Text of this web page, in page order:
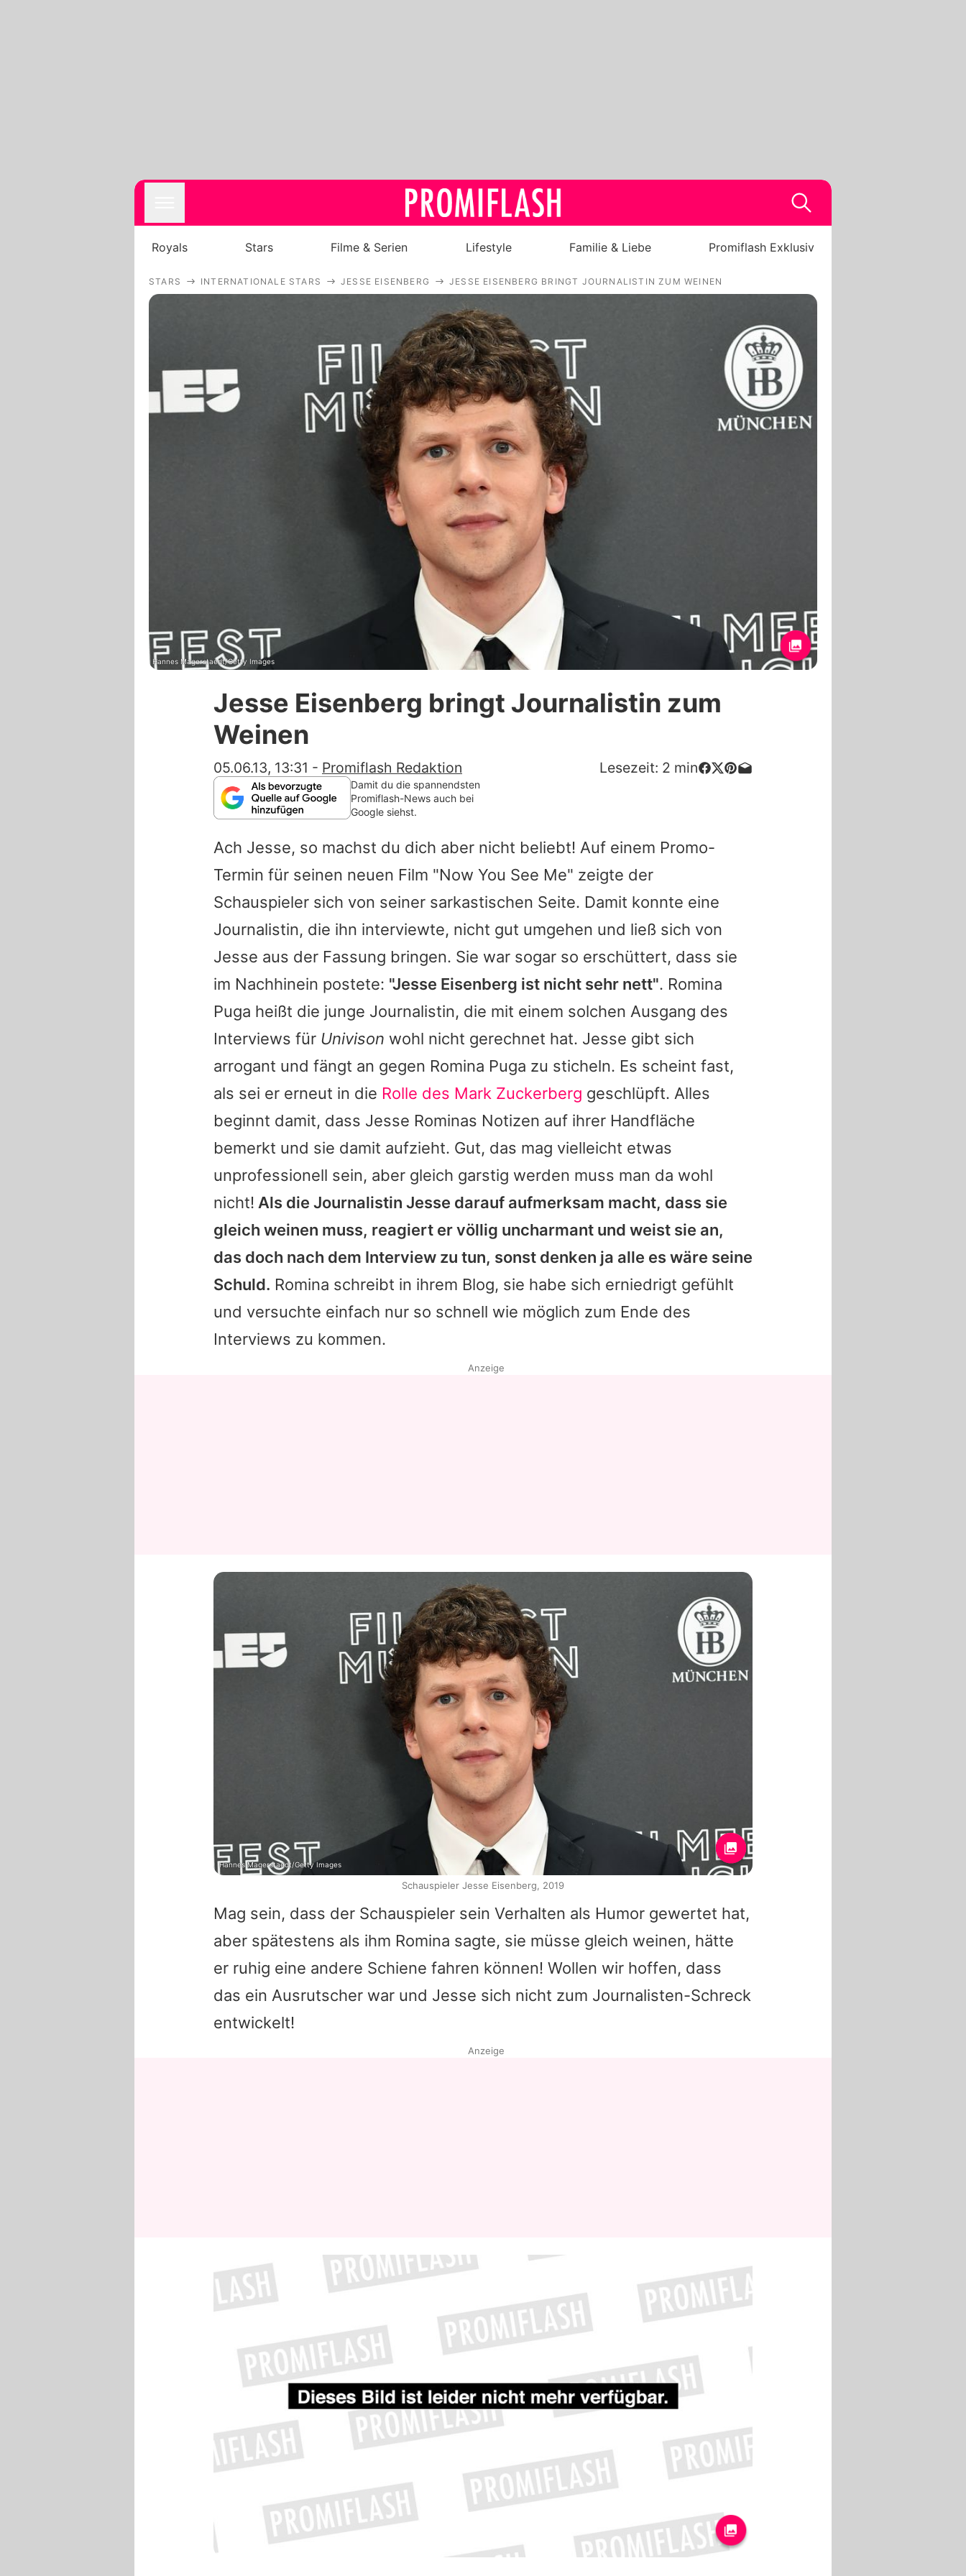
Royals
Stars
Filme & Serien
Lifestyle
Familie & Liebe
Promiflash Exklusiv
Alle Themen auf Promiflash
Jobs
App runterladen
Team
Redaktionelle Richtlinien
Impressum
Datenschutzerklärung
Nutzungsbedingungen
Royals Stars Filme & Serien Lifestyle Familie & Liebe Promiflash Exklusiv
STARS INTERNATIONALE STARS JESSE EISENBERG JESSE EISENBERG BRINGT JOURNALISTIN ZUM WEINEN
Hannes Magerstaedt/Getty Images
Jesse Eisenberg bringt Journalistin zum
Weinen
05.06.13, 13:31 - Promiflash Redaktion Lesezeit: 2 min
Damit du die spannendsten
Promiflash-News auch bei
Google siehst.
Ach Jesse, so machst du dich aber nicht beliebt! Auf einem Promo-
Termin für seinen neuen Film "Now You See Me" zeigte der
Schauspieler sich von seiner sarkastischen Seite. Damit konnte eine
Journalistin, die ihn interviewte, nicht gut umgehen und ließ sich von
Jesse aus der Fassung bringen. Sie war sogar so erschüttert, dass sie
im Nachhinein postete: "Jesse Eisenberg ist nicht sehr nett". Romina
Puga heißt die junge Journalistin, die mit einem solchen Ausgang des
Interviews für Univison wohl nicht gerechnet hat. Jesse gibt sich
arrogant und fängt an gegen Romina Puga zu sticheln. Es scheint fast,
als sei er erneut in die Rolle des Mark Zuckerberg geschlüpft. Alles
beginnt damit, dass Jesse Rominas Notizen auf ihrer Handfläche
bemerkt und sie damit aufzieht. Gut, das mag vielleicht etwas
unprofessionell sein, aber gleich garstig werden muss man da wohl
nicht! Als die Journalistin Jesse darauf aufmerksam macht, dass sie
gleich weinen muss, reagiert er völlig uncharmant und weist sie an,
das doch nach dem Interview zu tun, sonst denken ja alle es wäre seine
Schuld. Romina schreibt in ihrem Blog, sie habe sich erniedrigt gefühlt
und versuchte einfach nur so schnell wie möglich zum Ende des
Interviews zu kommen.
Mag sein, dass der Schauspieler sein Verhalten als Humor gewertet hat,
aber spätestens als ihm Romina sagte, sie müsse gleich weinen, hätte
er ruhig eine andere Schiene fahren können! Wollen wir hoffen, dass
das ein Ausrutscher war und Jesse sich nicht zum Journalisten-Schreck
entwickelt!
Anzeige
Hannes Magerstaedt/Getty Images
Schauspieler Jesse Eisenberg, 2019
Anzeige